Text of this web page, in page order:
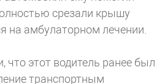
срезали крышу
на амбулаторном лечении.
что этот водитель ранее был
транспортным